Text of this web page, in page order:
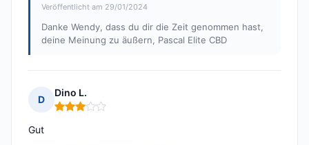
Veröffentlicht am 29/01/2024
Danke Wendy, dass du dir die Zeit genommen hast,
deine Meinung zu äußern, Pascal Elite CBD
D
Dino L.
Hinweis: 3 von 5
Gut